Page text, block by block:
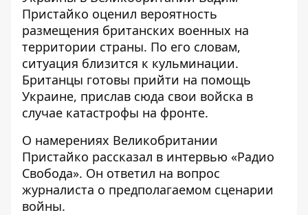
Пристайко оценил вероятность
размещения британских военных на
территории страны. По его словам,
ситуация близится к кульминации.
Британцы готовы прийти на помощь
Украине, прислав сюда свои войска в
случае катастрофы на фронте.
О намерениях Великобритании
Пристайко рассказал в интервью «Радио
Свобода». Он ответил на вопрос
журналиста о предполагаемом сценарии
войны.